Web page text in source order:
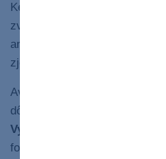
Keď sa stravujete prevažne
zvýšenej miere
antioxidanty, vlákninu a
zjete menej kalórií a tukov.
Avšak nie je rastlinná strava
dôležité je, čím presne
Vysoko spracované potraviny
food) alebo potraviny s